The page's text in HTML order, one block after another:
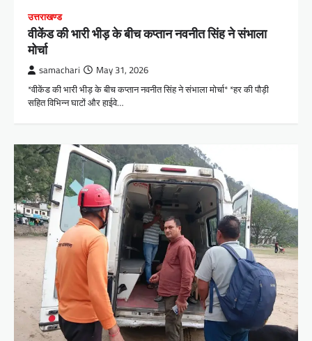
उत्तराखण्ड
वीकेंड की भारी भीड़ के बीच कप्तान नवनीत सिंह ने संभाला
मोर्चा
samachari May 31, 2026
*वीकेंड की भारी भीड़ के बीच कप्तान नवनीत सिंह ने संभाला मोर्चा* *हर की पौड़ी
सहित विभिन्न घाटों और हाईवे…